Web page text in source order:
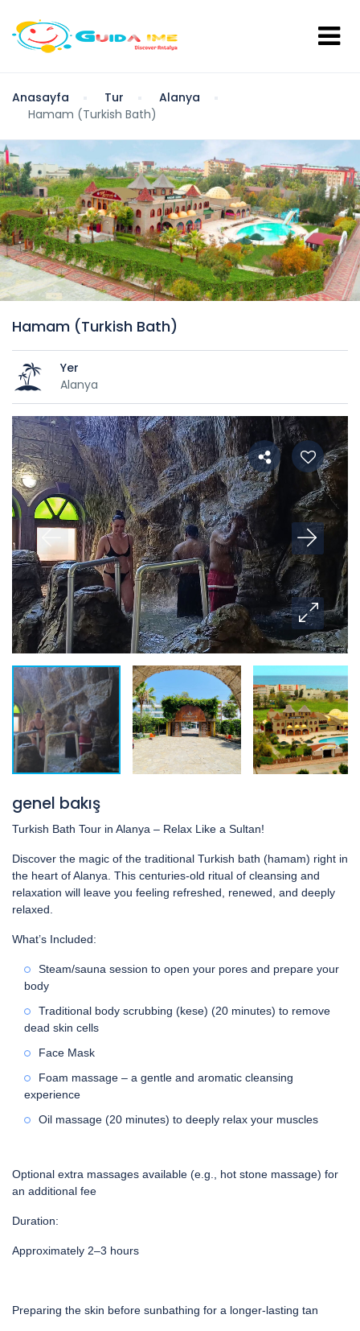
Anasayfa Tur
Alanya
Hamam (Turkish Bath)
Hamam (Turkish Bath)
Yer
Alanya
genel bakış
Turkish Bath Tour in Alanya – Relax Like a Sultan!
Discover the magic of the traditional Turkish bath (hamam) right in
the heart of Alanya. This centuries-old ritual of cleansing and
relaxation will leave you feeling refreshed, renewed, and deeply
relaxed.
What’s Included:
Steam/sauna session to open your pores and prepare your
body
Traditional body scrubbing (kese) (20 minutes) to remove
dead skin cells
Face Mask
Foam massage – a gentle and aromatic cleansing
experience
Oil massage (20 minutes) to deeply relax your muscles
Optional extra massages available (e.g., hot stone massage) for
an additional fee
Duration:
Approximately 2–3 hours
Preparing the skin before sunbathing for a longer-lasting tan